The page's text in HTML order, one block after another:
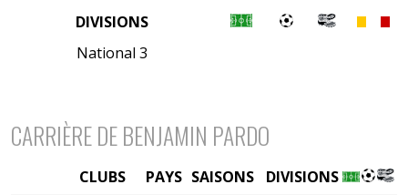
DIVISIONS
National 3
CARRIÈRE DE BENJAMIN PARDO
PAYS SAISONS
DIVISIONS
CLUBS